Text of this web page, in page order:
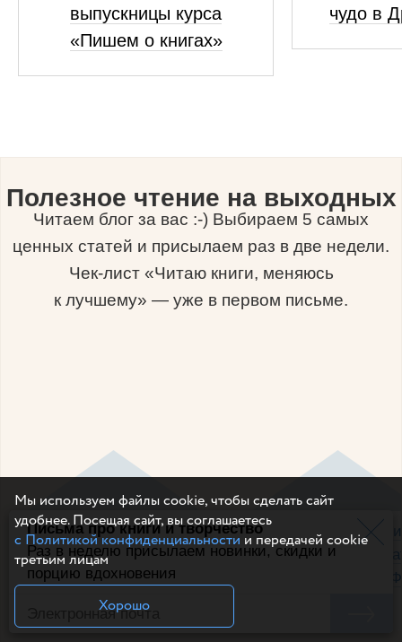
Письма про книги и творчество
Раз в неделю присылаем новинки, скидки и
порцию вдохновения
выпускницы курса
«Пишем о книгах»
чудо в
Полезное чтение на выходных
Читаем блог за вас :-) Выбираем 5 самых
ценных статей и присылаем раз в две недели.
Чек-лист «Читаю книги, меняюсь
к лучшему» — уже в первом письме.
50+ ресурсов для
саморазвития, 15 выводов
про отношения и обои на
июль
Как научиться
себя, 15 причин
фанатом книг и
Мы используем файлы cookie, чтобы сделать сайт
удобнее. Посещая сайт, вы соглашаетесь
с Политикой конфиденциальностии передачей cookie
третьим лицам
Хорошо